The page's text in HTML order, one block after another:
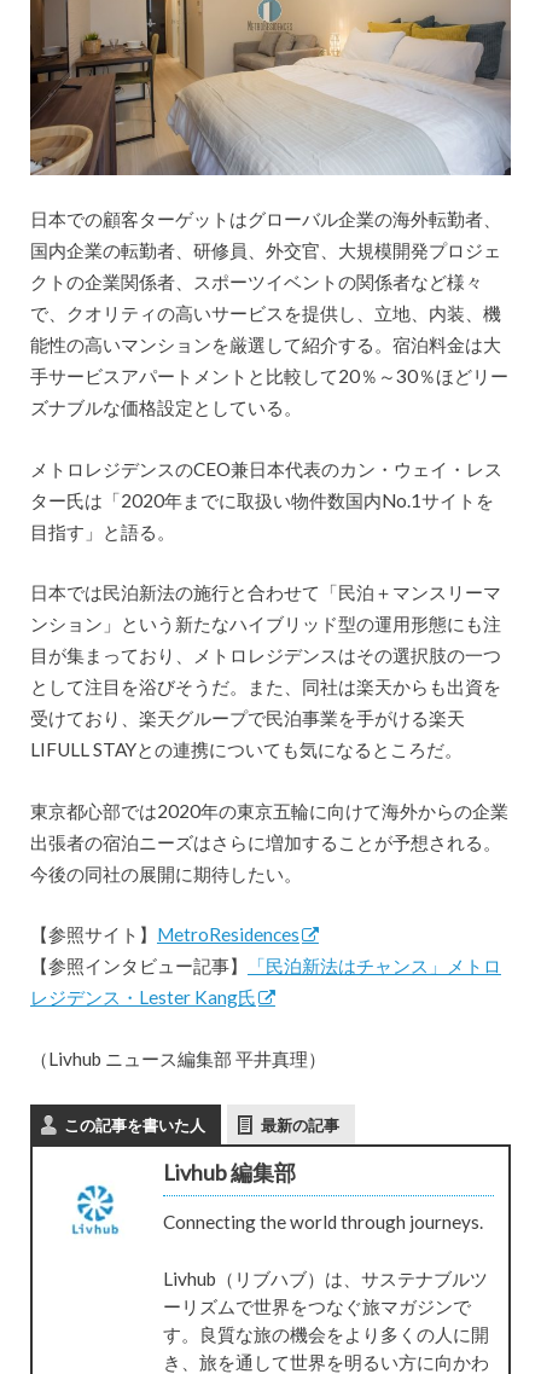
日本での顧客ターゲットはグローバル企業の海外転勤者、
国内企業の転勤者、研修員、外交官、大規模開発プロジェ
クトの企業関係者、スポーツイベントの関係者など様々
で、クオリティの高いサービスを提供し、立地、内装、機
能性の高いマンションを厳選して紹介する。宿泊料金は大
手サービスアパートメントと比較して20％～30％ほどリー
ズナブルな価格設定としている。
メトロレジデンスのCEO兼日本代表のカン・ウェイ・レス
ター氏は「2020年までに取扱い物件数国内No.1サイトを
目指す」と語る。
日本では民泊新法の施行と合わせて「民泊＋マンスリーマ
ンション」という新たなハイブリッド型の運用形態にも注
目が集まっており、メトロレジデンスはその選択肢の一つ
として注目を浴びそうだ。また、同社は楽天からも出資を
受けており、楽天グループで民泊事業を手がける楽天
LIFULL STAYとの連携についても気になるところだ。
東京都心部では2020年の東京五輪に向けて海外からの企業
出張者の宿泊ニーズはさらに増加することが予想される。
今後の同社の展開に期待したい。
【参照サイト】 MetroResidences
【参照インタビュー記事】
「民泊新法はチャンス」メトロ
レジデンス・Lester Kang氏
（Livhub ニュース編集部 平井真理）
この記事を書いた人 最新の記事
Livhub 編集部
Connecting the world through journeys.
Livhub（リブハブ）は、サステナブルツ
ーリズムで世界をつなぐ旅マガジンで
す。良質な旅の機会をより多くの人に開
き、旅を通して世界を明るい方に向かわ